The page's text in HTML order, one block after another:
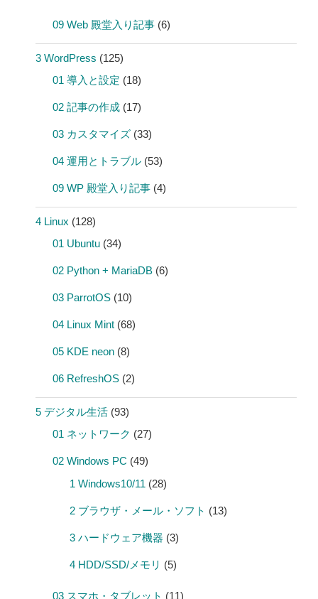
09 Web 殿堂入り記事 (6)
3 WordPress (125)
01 導入と設定 (18)
02 記事の作成 (17)
03 カスタマイズ (33)
04 運用とトラブル (53)
09 WP 殿堂入り記事 (4)
4 Linux (128)
01 Ubuntu (34)
02 Python + MariaDB (6)
03 ParrotOS (10)
04 Linux Mint (68)
05 KDE neon (8)
06 RefreshOS (2)
5 デジタル生活 (93)
01 ネットワーク (27)
02 Windows PC (49)
1 Windows10/11 (28)
2 ブラウザ・メール・ソフト (13)
3 ハードウェア機器 (3)
4 HDD/SSD/メモリ (5)
03 スマホ・タブレット (11)